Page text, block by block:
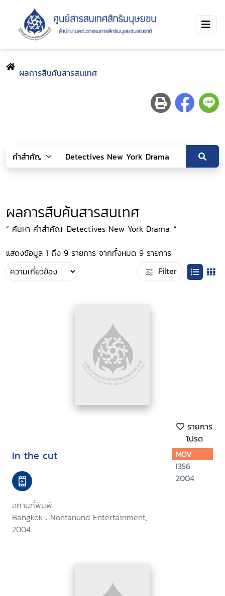
ผลการสืบค้นสารสนเทศ
ผลการสืบค้นสารสนเทศ
“ ค้นหา คำสำคัญ: Detectives New York Drama, ”
แสดงข้อมูล 1 ถึง 9 รายการ จากทั้งหมด 9 รายการ
Filter
รายการ
โปรด
In the cut
สถานที่พิมพ์:
Bangkok : Nontanund Entertainment,
2004.
MOV
I356
2004